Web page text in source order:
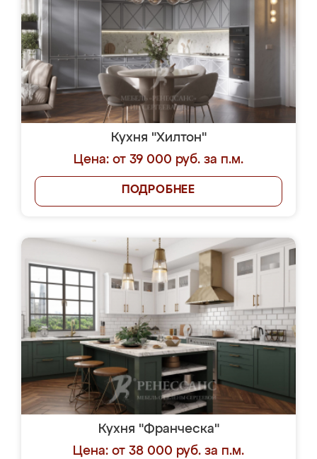
Кухня "Хилтон"
Цена: от 39 000 руб. за п.м.
ПОДРОБНЕЕ
Кухня "Франческа"
Цена: от 38 000 руб. за п.м.